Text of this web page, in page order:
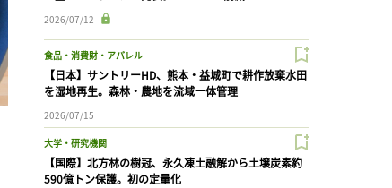
2026/07/12
食品・消費財・アパレル
【日本】サントリーHD、熊本・益城町で耕作放棄水田
を湿地再生。森林・農地を流域一体管理
2026/07/15
大学・研究機関
【国際】北方林の樹冠、永久凍土融解から土壌炭素約
590億トン保護。初の定量化